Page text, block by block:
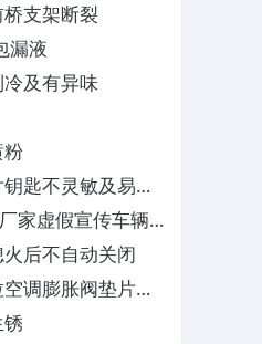
支架断裂
漏液
及有异味
粉
匙不灵敏及易消
家虚假宣传车辆配
后不自动关闭
调膨胀阀垫片生